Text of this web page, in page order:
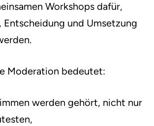
Workshops dafür,
Entscheidung und Umsetzung
Moderation bedeutet:
werden gehört, nicht nur